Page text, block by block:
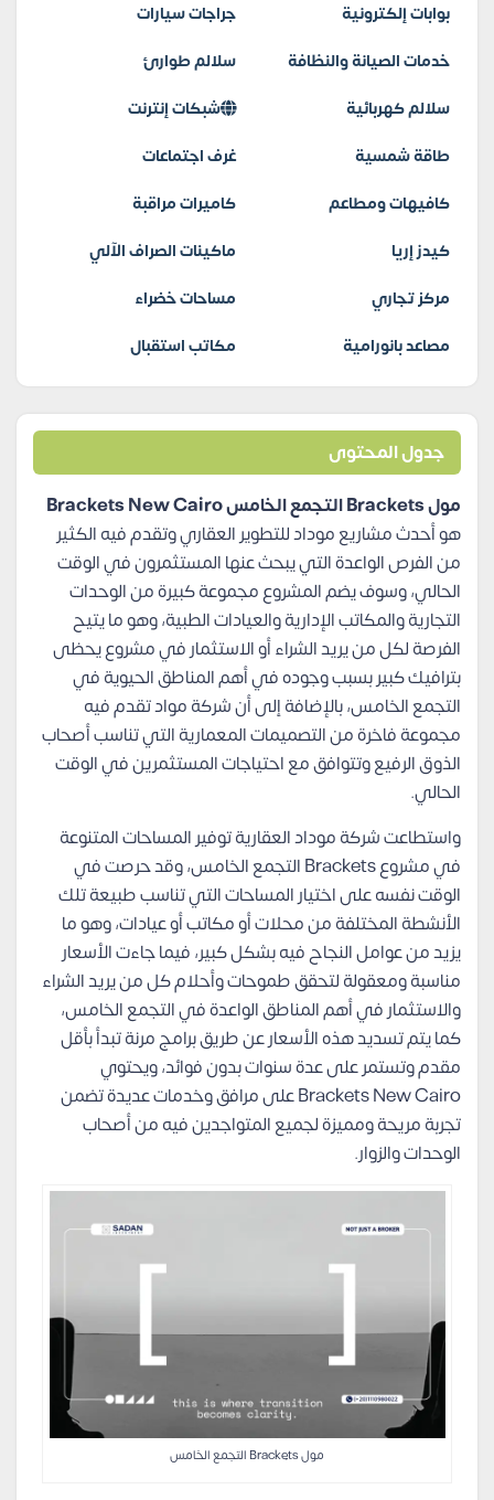
بوابات إلكترونية
جراجات سيارات
خدمات الصيانة والنظافة
سلالم طوارئ
سلالم كهربائية
شبكات إنترنت
طاقة شمسية
غرف اجتماعات
كافيهات ومطاعم
كاميرات مراقبة
كيدز إريا
ماكينات الصراف الآلي
مركز تجاري
مساحات خضراء
مصاعد بانورامية
مكاتب استقبال
جدول المحتوى
مول Brackets التجمع الخامس Brackets New Cairo
هو أحدث مشاريع موداد للتطوير العقاري وتقدم فيه الكثير
من الفرص الواعدة التي يبحث عنها المستثمرون في الوقت
الحالي، وسوف يضم المشروع مجموعة كبيرة من الوحدات
التجارية والمكاتب الإدارية والعيادات الطبية، وهو ما يتيح
الفرصة لكل من يريد الشراء أو الاستثمار في مشروع يحظى
بترافيك كبير بسبب وجوده في أهم المناطق الحيوية في
التجمع الخامس، بالإضافة إلى أن شركة مواد تقدم فيه
مجموعة فاخرة من التصميمات المعمارية التي تناسب أصحاب
الذوق الرفيع وتتوافق مع احتياجات المستثمرين في الوقت
الحالي.
واستطاعت شركة موداد العقارية توفير المساحات المتنوعة
في مشروع Brackets التجمع الخامس، وقد حرصت في
الوقت نفسه على اختيار المساحات التي تناسب طبيعة تلك
الأنشطة المختلفة من محلات أو مكاتب أو عيادات، وهو ما
يزيد من عوامل النجاح فيه بشكل كبير، فيما جاءت الأسعار
مناسبة ومعقولة لتحقق طموحات وأحلام كل من يريد الشراء
والاستثمار في أهم المناطق الواعدة في التجمع الخامس،
كما يتم تسديد هذه الأسعار عن طريق برامج مرنة تبدأ بأقل
مقدم وتستمر على عدة سنوات بدون فوائد، ويحتوي
Brackets New Cairo على مرافق وخدمات عديدة تضمن
تجربة مريحة ومميزة لجميع المتواجدين فيه من أصحاب
الوحدات والزوار.
مول Brackets التجمع الخامس